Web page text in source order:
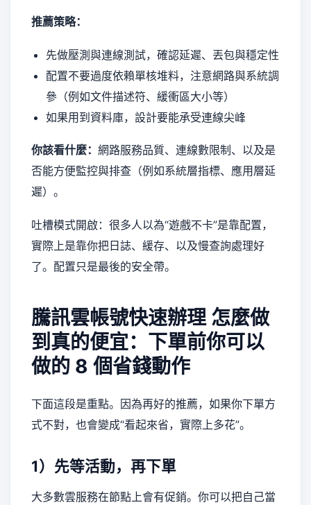
推薦策略：
先做壓測與連線測試，確認延遲、丟包與穩定性
配置不要過度依賴單核堆料，注意網路與系統調
參（例如文件描述符、緩衝區大小等）
如果用到資料庫，設計要能承受連線尖峰
你該看什麼： 網路服務品質、連線數限制、以及是
否能方便監控與排查（例如系統層指標、應用層延
遲）。
吐槽模式開啟：很多人以為“遊戲不卡”是靠配置，
實際上是靠你把日誌、緩存、以及慢查詢處理好
了。配置只是最後的安全帶。
騰訊雲帳號快速辦理怎麼做
到真的便宜：下單前你可以
做的 8 個省錢動作
下面這段是重點。因為再好的推薦，如果你下單方
式不對，也會變成“看起來省，實際上多花”。
1）先等活動，再下單
大多數雲服務在節點上會有促銷。你可以把自己當